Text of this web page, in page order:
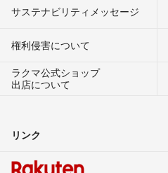
サステナビリティメッセージ
権利侵害について
ラクマ公式ショップ
出店について
リンク